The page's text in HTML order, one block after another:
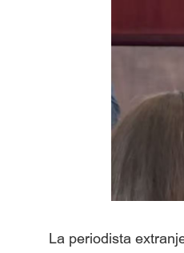
La periodista